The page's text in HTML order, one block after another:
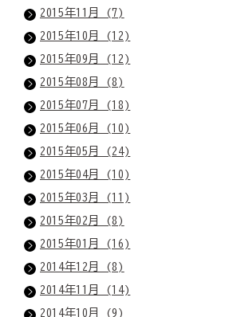
2015年11月 (7)
2015年10月 (12)
2015年09月 (12)
2015年08月 (8)
2015年07月 (18)
2015年06月 (10)
2015年05月 (24)
2015年04月 (10)
2015年03月 (11)
2015年02月 (8)
2015年01月 (16)
2014年12月 (8)
2014年11月 (14)
2014年10月 (9)